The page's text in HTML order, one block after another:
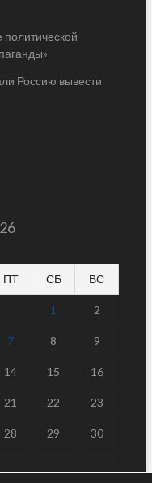
Россию вывести
ПТ СБ ВС
1 2
7 8 9
14 15 16
21 22 23
28 29 30